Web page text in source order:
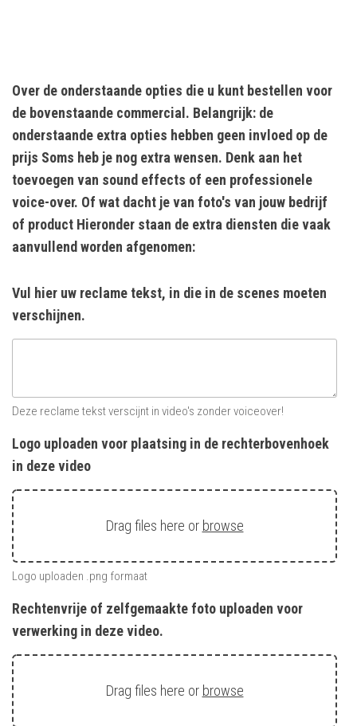
Over de onderstaande opties die u kunt bestellen voor
de bovenstaande commercial. Belangrijk: de
onderstaande extra opties hebben geen invloed op de
prijs Soms heb je nog extra wensen. Denk aan het
toevoegen van sound effects of een professionele
voice-over. Of wat dacht je van foto's van jouw bedrijf
of product Hieronder staan de extra diensten die vaak
aanvullend worden afgenomen:
Vul hier uw reclame tekst, in die in de scenes moeten
verschijnen.
Deze reclame tekst verscijnt in video's zonder voiceover!
Logo uploaden voor plaatsing in de rechterbovenhoek
in deze video
Drag files here or browse
Logo uploaden .png formaat
Rechtenvrije of zelfgemaakte foto uploaden voor
verwerking in deze video.
Drag files here or browse